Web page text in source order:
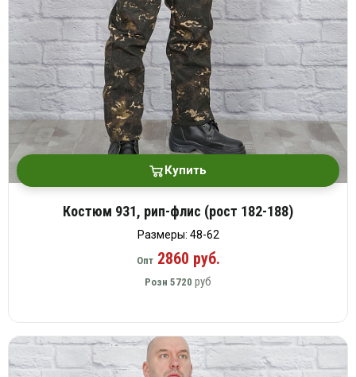
Купить
Костюм 931, рип-флис (рост 182-188)
Размеры: 48-62
Опт2860 руб.
Розн 5720 руб